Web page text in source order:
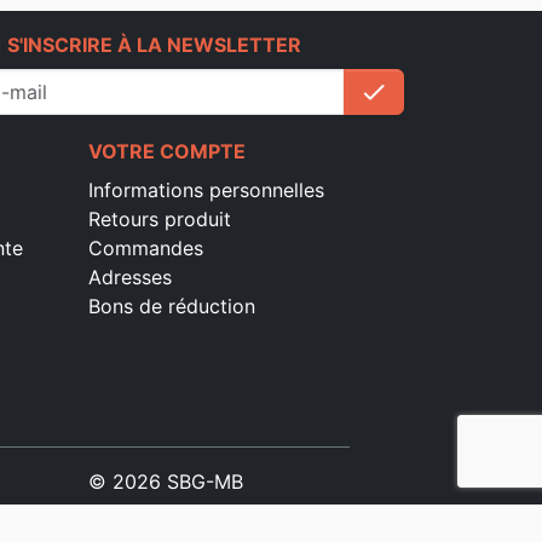
S'INSCRIRE À LA NEWSLETTER
check
VOTRE COMPTE
Informations personnelles
Retours produit
Commandes
Adresses
Bons de réduction
© 2026 SBG-MB